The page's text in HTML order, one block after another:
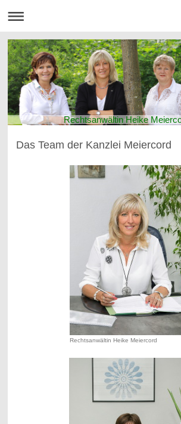
Rechtsanwältin Heike
Das Team der Kanzlei Meiercord
Rechtsanwältin Heike Meiercord